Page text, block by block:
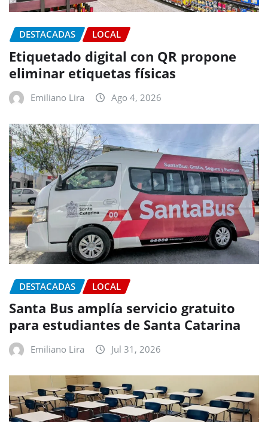
DESTACADAS LOCAL
Etiquetado digital con QR propone
eliminar etiquetas físicas
Emiliano Lira Ago 4, 2026
DESTACADAS LOCAL
Santa Bus amplía servicio gratuito
para estudiantes de Santa Catarina
Emiliano Lira Jul 31, 2026